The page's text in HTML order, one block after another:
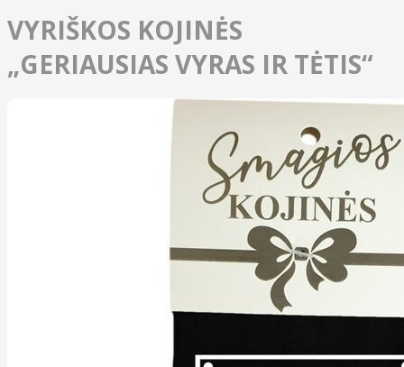
VYRIŠKOS KOJINĖS
„GERIAUSIAS VYRAS IR TĖTIS“